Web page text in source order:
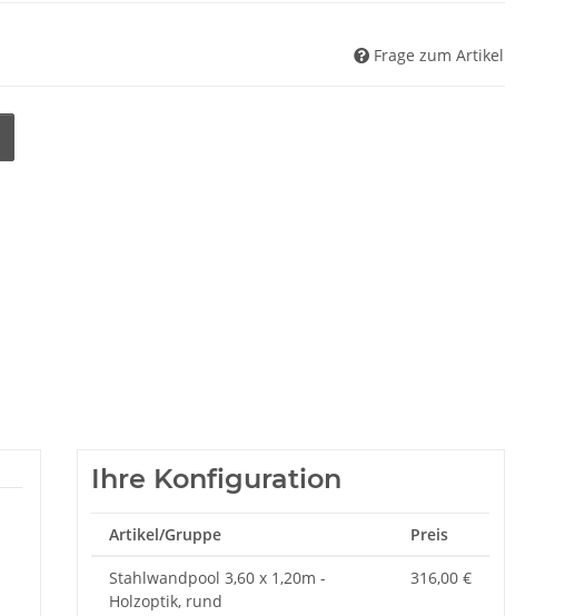
Frage zum Artikel
Ihre Konfiguration
Artikel/Gruppe Preis
Stahlwandpool 3,60 x 1,20m -
Holzoptik, rund
316,00 €